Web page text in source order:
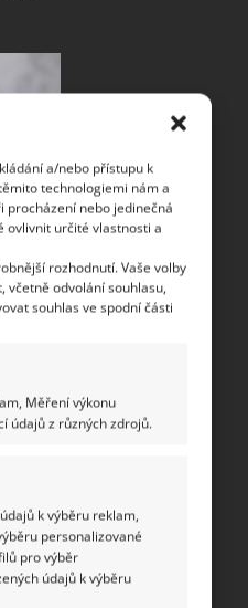
a/nebo přístupu k
technologiemi nám a
procházení nebo jedinečná
ovlivnit určité vlastnosti a
rozhodnutí. Vaše volby
včetně odvolání souhlasu,
souhlas ve spodní části
Měření výkonu
údajů z různých zdrojů.
k výběru reklam,
personalizované
pro výběr
údajů k výběru